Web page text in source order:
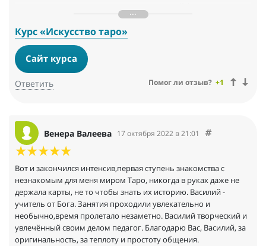
доброжелательно и с любовью. Он любит своё дело и с
удовольствием делится своими знаниями с аудиторией.
Благодарю Василия за этот интенсив!
Курс «Искусство таро»
Сайт курса
Ответить Помог ли отзыв? +1
Венера Валеева 17 октября 2022 в 21:01
Вот и закончился интенсив,первая ступень знакомства с
незнакомым для меня миром Таро, никогда в руках даже не
держала карты, не то чтобы знать их историю. Василий -
учитель от Бога. Занятия проходили увлекательно и
необычно,время пролетало незаметно. Василий творческий и
увлечённый своим делом педагог. Благодарю Вас, Василий, за
оригинальность, за теплоту и простоту общения.